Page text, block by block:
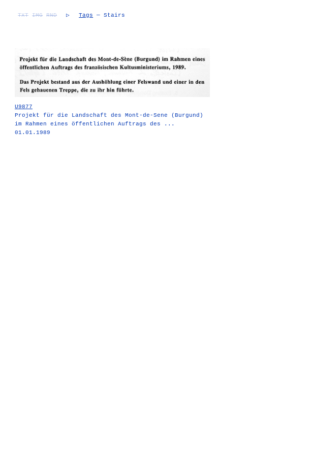
TXT IMG RND ▷ Tags — Stairs
U9877
Projekt für die Landschaft des Mont-de-Sene (Burgund)
im Rahmen eines öffentlichen Auftrags des ...
01.01.1989